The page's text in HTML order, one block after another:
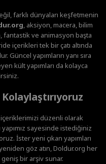
farklı dünyaları keşfetmenin
, aksiyon, macera, bilim
ve animasyon başta
içerikleri tek bir çatı altında
Güncel yapımların yanı sıra
kült yapımları da kolayca
içeriklerimizi düzenli olarak
yapımız sayesinde istediğiniz
İster yeni çıkan yapımları
göz atın, Doldur.org her
bir arşiv sunar.